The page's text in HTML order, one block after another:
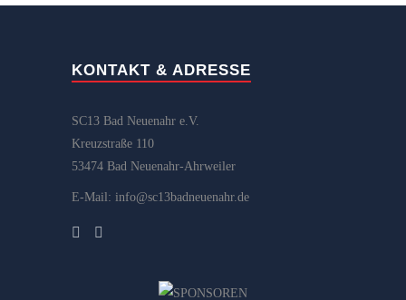
KONTAKT & ADRESSE
SC13 Bad Neuenahr e.V.
Kreuzstraße 110
53474 Bad Neuenahr-Ahrweiler
E-Mail: info@sc13badneuenahr.de